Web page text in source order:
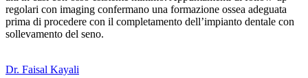
regolari con imaging confermano una formazione ossea adeguata
prima di procedere con il completamento dell’impianto dentale con
sollevamento del seno.
Dr. Faisal Kayali